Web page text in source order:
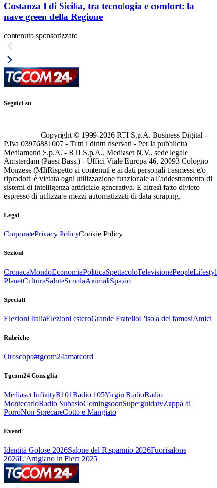
Costanza I di Sicilia, tra tecnologia e comfort: la
nave green della Regione
contenuto sponsorizzato
Seguici su
Copyright © 1999-2026 RTI S.p.A. Business Digital -
P.Iva 03976881007 - Tutti i diritti riservati - Per la pubblicità
Mediamond S.p.A. - RTI S.p.A., Mediaset N.V., sede legale
Amsterdam (Paesi Bassi) - Uffici Viale Europa 46, 20093 Cologno
Monzese (MI)Rispetto ai contenuti e ai dati personali trasmessi e/o
riprodotti è vietata ogni utilizzazione funzionale all’addestramento di
sistemi di intelligenza artificiale generativa. È altresì fatto divieto
espresso di utilizzare mezzi automatizzati di data scraping.
Legal
CorporatePrivacy PolicyCookie Policy
Sezioni
CronacaMondoEconomiaPoliticaSpettacoloTelevisionePeople
PlanetCulturaSaluteScuolaAnimaliSpazio
Speciali
Elezioni ItaliaElezioni esteroGrande FratelloL'isola dei famosiAmici
Rubriche
Oroscopo#tgcom24amarcord
Tgcom24 Consiglia
Mediaset InfinityR101Radio 105Virgin RadioRadio
MontecarloRadio SubasioComingsoonSuperguidatvZuppa di
PorroNon SprecareCotto e Mangiato
Eventi
Identità Golose 2026Salone del Risparmio 2026Fuorisalone
2026L'Artigiano in Fiera 2025